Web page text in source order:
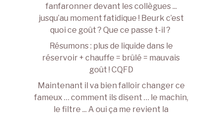
fanfaronner devant les collègues ...
jusqu’au moment fatidique ! Beurk c’est
quoi ce goût ? Que ce passe t-il ?
Résumons : plus de liquide dans le
réservoir + chauffe = brûlé = mauvais
goût ! CQFD
Maintenant il va bien falloir changer ce
fameux … comment ils disent … le machin,
le filtre ... A oui ça me revient la